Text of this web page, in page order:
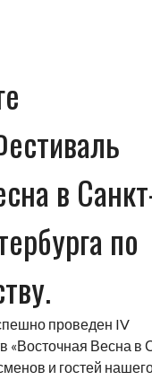
в
по
проведен IV
«Восточная Весна в
и гостей